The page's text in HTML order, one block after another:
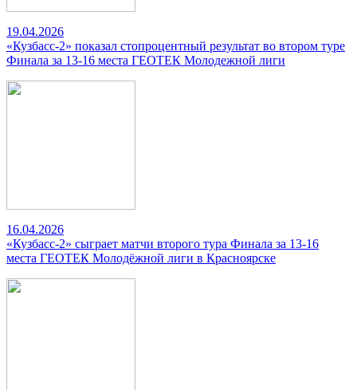
19.04.2026
«Кузбасс-2» показал стопроцентный результат во втором туре
Финала за 13-16 места ГЕОТЕК Молодежной лиги
16.04.2026
«Кузбасс-2» сыграет матчи второго тура Финала за 13-16
места ГЕОТЕК Молодёжной лиги в Красноярске